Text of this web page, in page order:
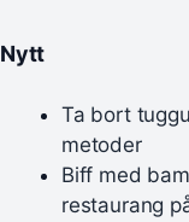
Nytt
Ta bort
metoder
Biff med
restaurang